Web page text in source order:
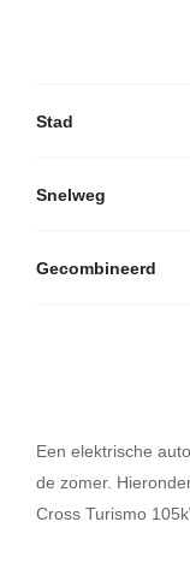
Stad
Snelweg
Gecombineerd
Een elektrische
de zomer.
Cross Turismo